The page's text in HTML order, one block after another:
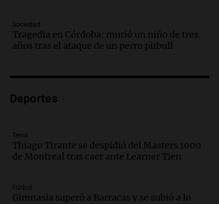
Audio.
con fractura de tobillo en refugio Doña
Rosa
Panorama Federal
Audio.Amaycha del Valle avanza en
con nueva tecnología médica
aumentan tarifas del SUBTE en Buenos
Aires desde agosto
Audio.Kicillof critica la desregulación
Sociedad
Tragedia en Córdoba: murió un niño de tres
años tras el ataque de un perro pitbull
Deportes
Tenis
Thiago Tirante se despidió del Masters 1000
de Montreal tras caer ante Learner Tien
Fútbol
Gimnasia superó a Barracas y se subió a lo